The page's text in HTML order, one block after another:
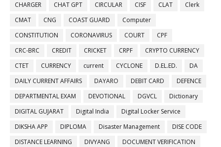
CHARGER
CHAT GPT CIRCULAR CISF CLAT
Clerk
CMAT
CNG COAST GUARD
Computer
CONSTITUTION
CORONAVIRUS COURT
CPF
CRC-BRC
CREDIT CRICKET CRPF
CRYPTO CURRENCY
CTET
CURRENCY current CYCLONE D.EL.ED.
DA
DAILY CURRENT AFFAIRS
DAYARO DEBIT CARD
DEFENCE
DEPARTMENTAL EXAM
DEVOTIONAL DGVCL
Dictionary
DIGITAL GUJARAT
Digital India
Digital Locker Service
DIKSHA APP
DIPLOMA Disaster Management
DISE CODE
DISTANCE LEARNING
DIVYANG
DOCUMENT VERIFICATION